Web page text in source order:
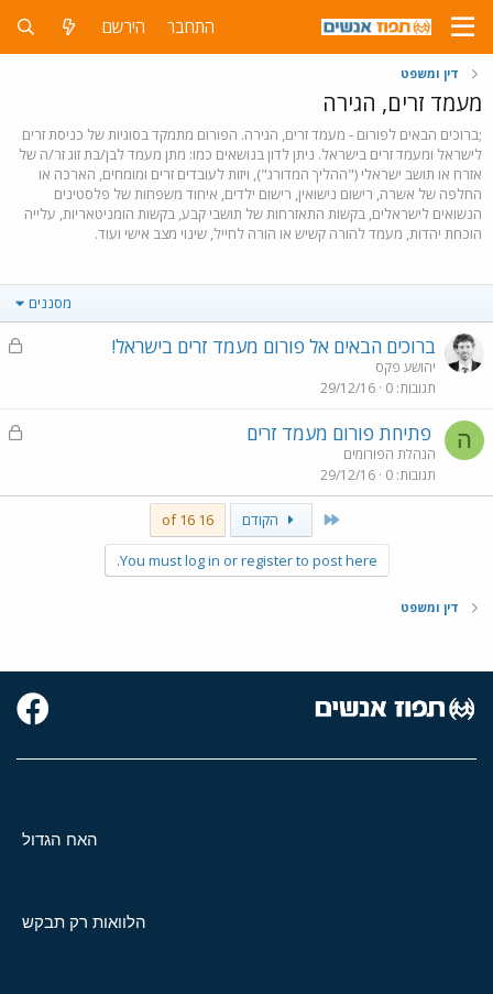
התחבר הירשם
דין ומשפט
מעמד זרים, הגירה
;ברוכים הבאים לפורום - מעמד זרים, הגירה. הפורום מתמקד בסוגיות של כניסת זרים
לישראל ומעמד זרים בישראל. ניתן לדון בנושאים כמו: מתן מעמד לבן/בת זוג זר/ה של
אזרח או תושב ישראלי ("ההליך המדורג"), ויזות לעובדים זרים ומומחים, הארכה או
החלפה של אשרה, רישום נישואין, רישום ילדים, איחוד משפחות של פלסטינים
הנשואים לישראלים, בקשות התאזרחות של תושבי קבע, בקשות הומניטאריות, עלייה
הוכחת יהדות, מעמד להורה קשיש או הורה לחייל, שינוי מצב אישי ועוד.
מסננים
נ
ברוכים הבאים אל פורום מעמד זרים בישראל!
יהושע פקס
תגובות 0
29/12/16
ה
נ
ל
פתיחת פורום מעמד זרים
הנהלת הפורומים
תגובות 0
29/12/16
First הקודם 16 of 16
You must log in or register to post here.
דין ומשפט
האח הגדול
הלוואות רק תבקש